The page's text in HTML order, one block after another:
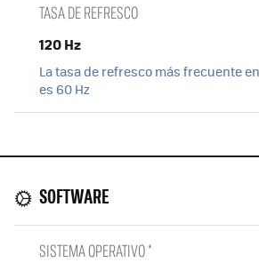
TASA DE REFRESCO
120 Hz
La tasa de refresco más frecuente
es 60 Hz
SOFTWARE
SISTEMA OPERATIVO *